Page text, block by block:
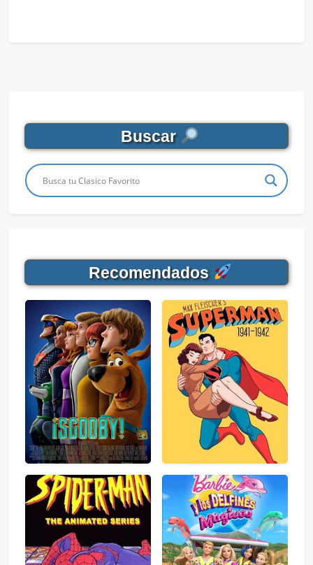
Buscar
Recomendados